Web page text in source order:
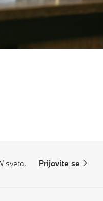
sveta. Prijavite se